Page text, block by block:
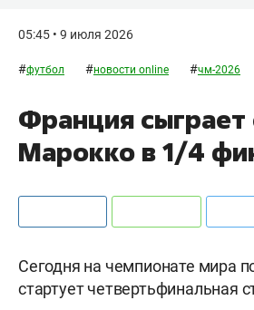
05:45 • 9 июля 2026
#футбол #новости online #чм-2026
Франция сыграет
Марокко в 1/4
Сегодня на чемпионате мира
стартует четвертьфинальная